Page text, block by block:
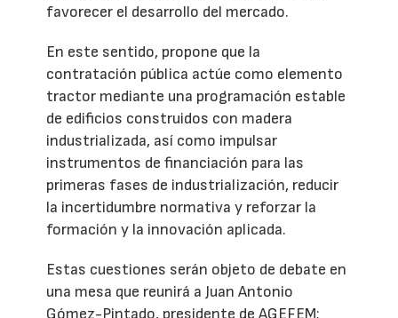
favorecer el desarrollo del mercado.
En este sentido, propone que la
contratación pública actúe como elemento
tractor mediante una programación estable
de edificios construidos con madera
industrializada, así como impulsar
instrumentos de financiación para las
primeras fases de industrialización, reducir
la incertidumbre normativa y reforzar la
formación y la innovación aplicada.
Estas cuestiones serán objeto de debate en
una mesa que reunirá a Juan Antonio
Gómez-Pintado, presidente de AGEFEM;